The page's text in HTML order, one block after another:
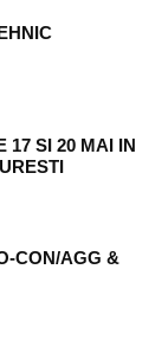
17 SI 20 MAI IN
CON/AGG &